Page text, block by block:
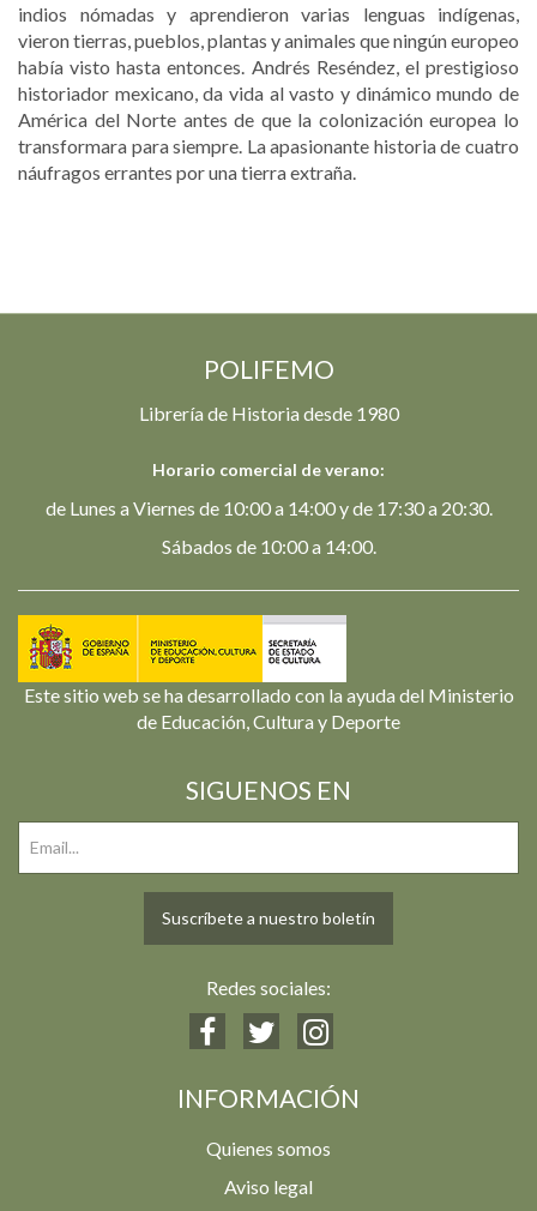
indios nómadas y aprendieron varias lenguas indígenas,
vieron tierras, pueblos, plantas y animales que ningún europeo
había visto hasta entonces. Andrés Reséndez, el prestigioso
historiador mexicano, da vida al vasto y dinámico mundo de
América del Norte antes de que la colonización europea lo
transformara para siempre. La apasionante historia de cuatro
náufragos errantes por una tierra extraña.
POLIFEMO
Librería de Historia desde 1980
Horario comercial de verano:
de Lunes a Viernes de 10:00 a 14:00 y de 17:30 a 20:30.
Sábados de 10:00 a 14:00.
Este sitio web se ha desarrollado con la ayuda del Ministerio
de Educación, Cultura y Deporte
SIGUENOS EN
Suscríbete a nuestro boletín
Redes sociales:
INFORMACIÓN
Quienes somos
Aviso legal